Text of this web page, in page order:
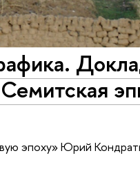
эпоху» Юрий